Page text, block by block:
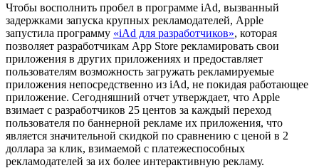
Чтобы восполнить пробел в программе iAd, вызванный
задержками запуска крупных рекламодателей, Apple
запустила программу «iAd для разработчиков», которая
позволяет разработчикам App Store рекламировать свои
приложения в других приложениях и предоставляет
пользователям возможность загружать рекламируемые
приложения непосредственно из iAd, не покидая работающее
приложение. Сегодняшний отчет утверждает, что Apple
взимает с разработчиков 25 центов за каждый переход
пользователя по баннерной рекламе их приложения, что
является значительной скидкой по сравнению с ценой в 2
доллара за клик, взимаемой с платежеспособных
рекламодателей за их более интерактивную рекламу.